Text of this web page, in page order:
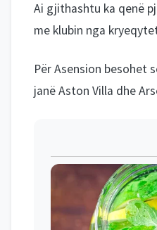
Ai gjithashtu ka qenë
me klubin nga
Për Asension besohet
janë Aston Villa dhe